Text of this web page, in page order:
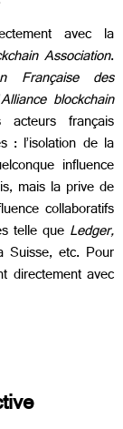
avec la
Association.
Française des
Alliance blockchain
français
: l’isolation de la
influence
mais la prive de
collaboratifs
telle que Ledger,
Suisse, etc. Pour
directement avec